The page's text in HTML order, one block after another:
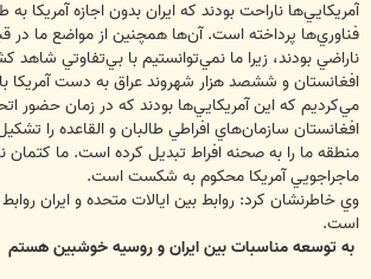
آمريكايي‌ها ‌ناراحت ‌بودند ‌كه ‌ايران ‌بدون ‌اجازه ‌آمريكا
‌فناوري‌ها ‌پرداخته است. ‌آن‌ها ‌همچنين ‌از ‌مواضع ‌ما ‌در
‌ناراضي ‌بودند، ‌زيرا ‌ما ‌نمي‌توانستيم ‌با ‌بي‌تفاوتي ‌شاهد
‌افغانستان ‌و ‌ششصد ‌هزار ‌شهروند ‌عراق ‌به ‌دست ‌آمريكا
‌مي‌كرديم ‌كه اين ‌آمريكايي‌ها ‌بودند ‌كه ‌در ‌زمان ‌حضور
‌افغانستان ‌سازمان‌هاي ‌افراطي ‌طالبان ‌و ‌القاعده ‌را
‌منطقه ‌ما ‌را ‌به ‌صحنه ‌افراط ‌تبديل ‌كرده ‌است. ‌ما كتمان
‌ماجراجويي ‌آمريكا ‌محكوم ‌به ‌شكست ‌است.
وي خاطرنشان كرد: روابط ‌بين ‌ايالات ‌متحده ‌و ‌ايران
‌است.
به توسعه ‌مناسبات بين ايران و روسيه ‌خوشبين ‌هستم